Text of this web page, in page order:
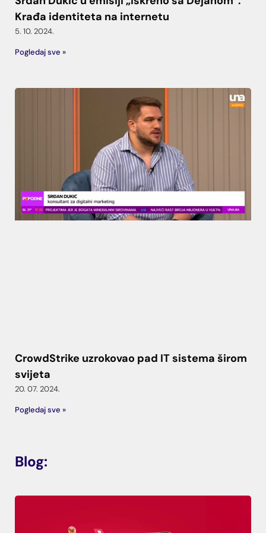
Krađa identiteta na internetu
5. 10. 2024.
Pogledaj sve »
CrowdStrike uzrokovao pad IT sistema širom
svijeta
20. 07. 2024.
Pogledaj sve »
Blog: